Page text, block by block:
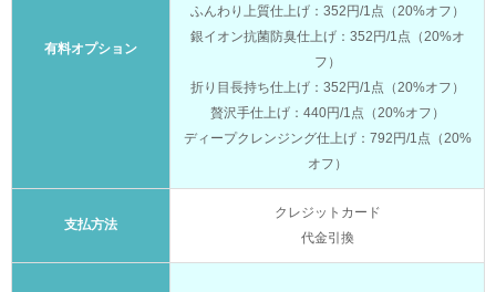
有料オプション
ふんわり上質仕上げ：352円/1点（20%オフ）
銀イオン抗菌防臭仕上げ：352円/1点（20%オ
フ）
折り目長持ち仕上げ：352円/1点（20%オフ）
贅沢手仕上げ：440円/1点（20%オフ）
ディープクレンジング仕上げ：792円/1点（20%
オフ）
支払方法
クレジットカード
代金引換